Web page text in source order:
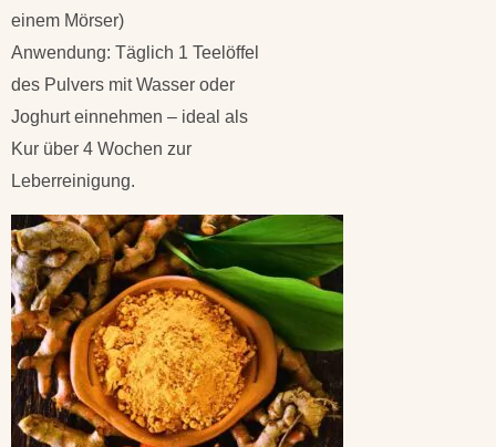
einem Mörser)
Anwendung: Täglich 1 Teelöffel
des Pulvers mit Wasser oder
Joghurt einnehmen – ideal als
Kur über 4 Wochen zur
Leberreinigung.